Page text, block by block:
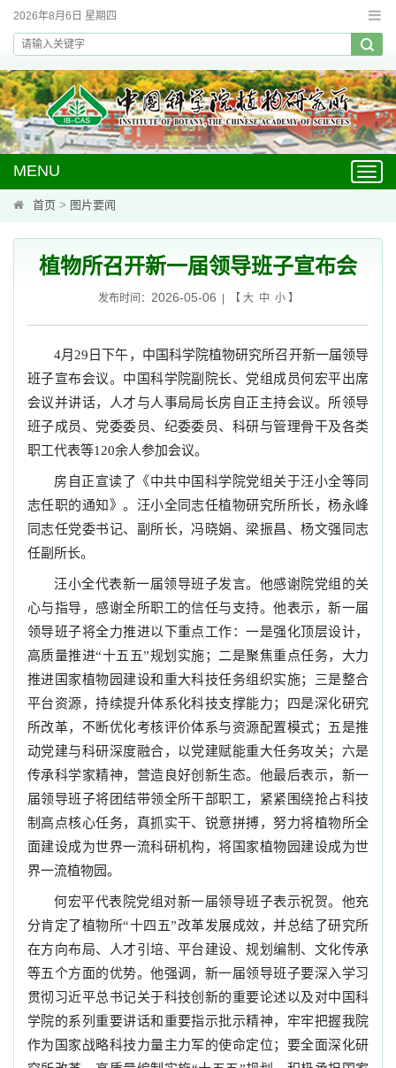
2026年8月6日 星期四
MENU
首页 > 图片要闻
植物所召开新一届领导班子宣布会
发布时间： 2026-05-06 | 【 大 中 小】
4月29日下午，中国科学院植物研究所召开新一届领导
班子宣布会议。中国科学院副院长、党组成员何宏平出席
会议并讲话，人才与人事局局长房自正主持会议。所领导
班子成员、党委委员、纪委委员、科研与管理骨干及各类
职工代表等120余人参加会议。
房自正宣读了《中共中国科学院党组关于汪小全等同
志任职的通知》。汪小全同志任植物研究所所长，杨永峰
同志任党委书记、副所长，冯晓娟、梁振昌、杨文强同志
任副所长。
汪小全代表新一届领导班子发言。他感谢院党组的关
心与指导，感谢全所职工的信任与支持。他表示，新一届
领导班子将全力推进以下重点工作：一是强化顶层设计，
高质量推进“十五五”规划实施；二是聚焦重点任务，大力
推进国家植物园建设和重大科技任务组织实施；三是整合
平台资源，持续提升体系化科技支撑能力；四是深化研究
所改革，不断优化考核评价体系与资源配置模式；五是推
动党建与科研深度融合，以党建赋能重大任务攻关；六是
传承科学家精神，营造良好创新生态。他最后表示，新一
届领导班子将团结带领全所干部职工，紧紧围绕抢占科技
制高点核心任务，真抓实干、锐意拼搏，努力将植物所全
面建设成为世界一流科研机构，将国家植物园建设成为世
界一流植物园。
何宏平代表院党组对新一届领导班子表示祝贺。他充
分肯定了植物所“十四五”改革发展成效，并总结了研究所
在方向布局、人才引培、平台建设、规划编制、文化传承
等五个方面的优势。他强调，新一届领导班子要深入学习
贯彻习近平总书记关于科技创新的重要论述以及对中国科
学院的系列重要讲话和重要指示批示精神，牢牢把握我院
作为国家战略科技力量主力军的使命定位；要全面深化研